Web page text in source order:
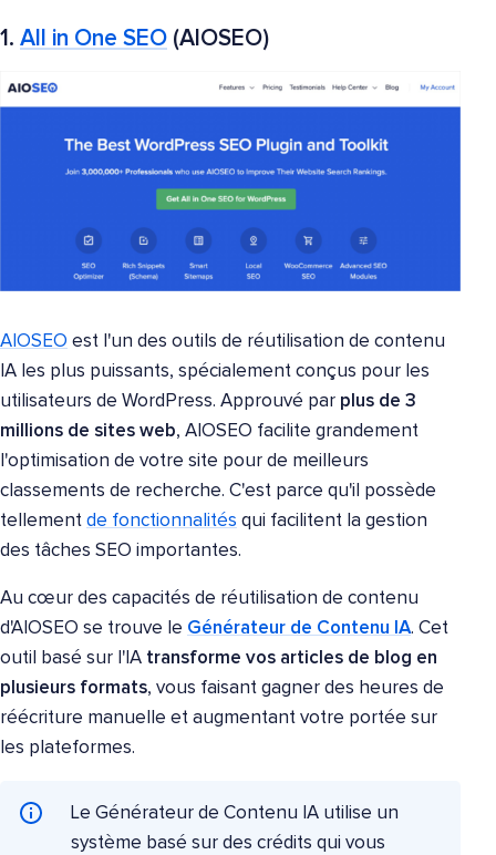
1. All in One SEO (AIOSEO)
AIOSEO est l'un des outils de réutilisation de contenu
IA les plus puissants, spécialement conçus pour les
utilisateurs de WordPress. Approuvé par plus de 3
millions de sites web, AIOSEO facilite grandement
l'optimisation de votre site pour de meilleurs
classements de recherche. C'est parce qu'il possède
tellement de fonctionnalités qui facilitent la gestion
des tâches SEO importantes.
Au cœur des capacités de réutilisation de contenu
d'AIOSEO se trouve le Générateur de Contenu IA. Cet
outil basé sur l'IA transforme vos articles de blog en
plusieurs formats, vous faisant gagner des heures de
réécriture manuelle et augmentant votre portée sur
les plateformes.
Le Générateur de Contenu IA utilise un
système basé sur des crédits qui vous